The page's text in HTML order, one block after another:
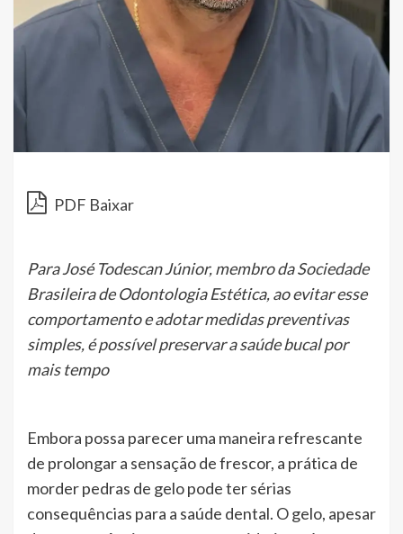
PDF Baixar
Para José Todescan Júnior, membro da Sociedade
Brasileira de Odontologia Estética, ao evitar esse
comportamento e adotar medidas preventivas
simples, é possível preservar a saúde bucal por
mais tempo
Embora possa parecer uma maneira refrescante
de prolongar a sensação de frescor, a prática de
morder pedras de gelo pode ter sérias
consequências para a saúde dental. O gelo, apesar